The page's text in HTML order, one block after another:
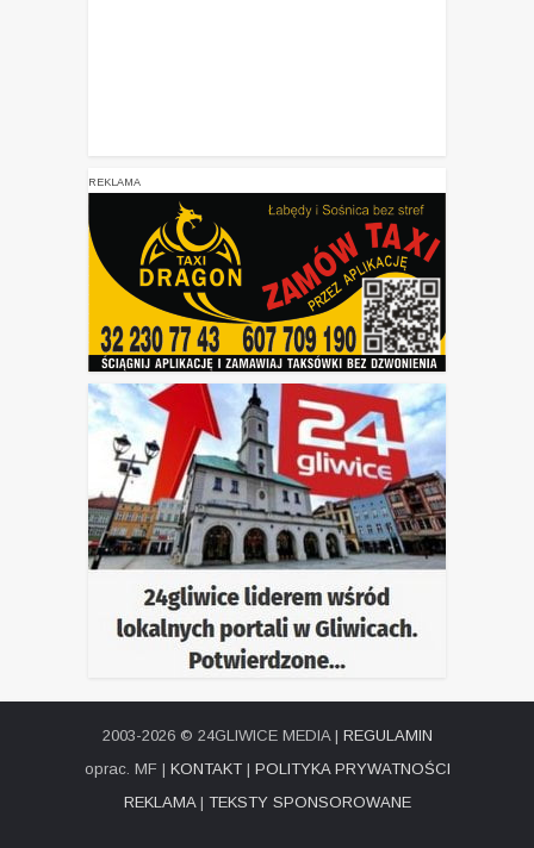
REKLAMA
2003-2026 © 24GLIWICE MEDIA | REGULAMIN
oprac. MF | KONTAKT| POLITYKA PRYWATNOŚCI
REKLAMA| TEKSTY SPONSOROWANE